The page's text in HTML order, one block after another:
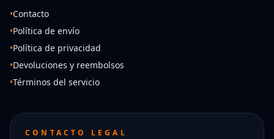
•Contacto
•Política de envío
•Política de privacidad
•Devoluciones y reembolsos
•Términos del servicio
CONTACTO LEGAL